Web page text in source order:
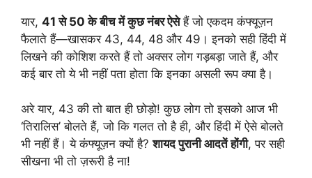
यार, 41 से 50 के बीच में कुछ नंबर ऐसेहैं जो एकदम कंफ्यूज़न
फैलाते हैं—खासकर 43, 44, 48 और 49। इनको सही हिंदी में
लिखने की कोशिश करते हैं तो अक्सर लोग गड़बड़ा जाते हैं, और
कई बार तो ये भी नहीं पता होता कि इनका असली रूप क्या है।
अरे यार, 43 की तो बात ही छोड़ो! कुछ लोग तो इसको आज भी
‘तिरालिस’ बोलते हैं, जो कि गलत तो है ही, और हिंदी में ऐसे बोलते
भी नहीं हैं। ये कंफ्यूज़न क्यों है?शायद पुरानी आदतें होंगी, पर सही
सीखना भी तो ज़रूरी है ना!